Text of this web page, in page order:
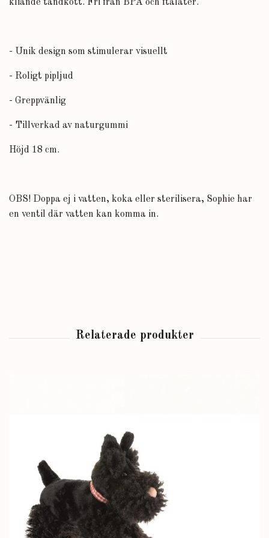
kliande tandkött. Fri från BPA och ftalater.
- Unik design som stimulerar visuellt
- Roligt pipljud
- Greppvänlig
- Tillverkad av naturgummi
Höjd 18 cm.
OBS! Doppa ej i vatten, koka eller sterilisera, Sophie har
en ventil där vatten kan komma in.